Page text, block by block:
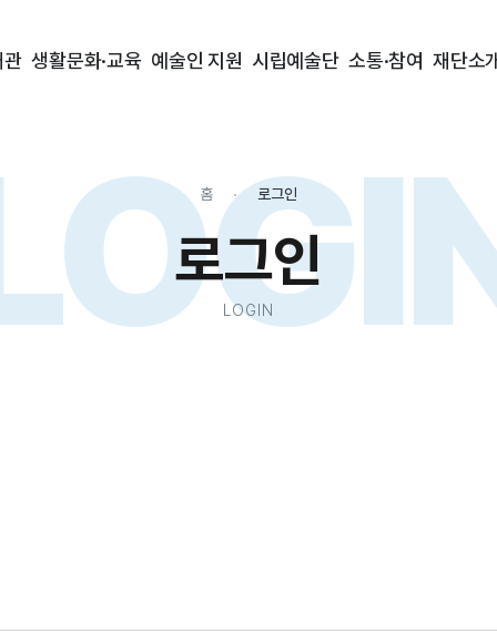
관 생활문화·교육 예술인 지원 시립예술단 소통·참여 재단소
홈 로그인
로그인
LOGIN